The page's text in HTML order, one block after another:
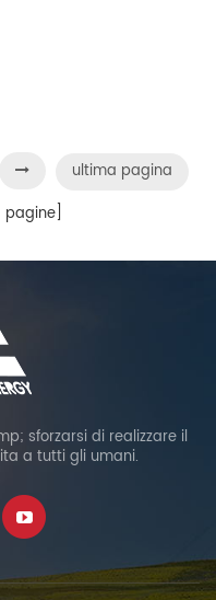
ultima pagina
pagine]
sforzarsi di realizzare il
a tutti gli umani.